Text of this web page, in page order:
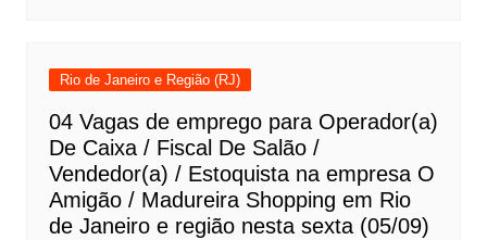
Rio de Janeiro e Região (RJ)
04 Vagas de emprego para Operador(a)
De Caixa / Fiscal De Salão /
Vendedor(a) / Estoquista na empresa O
Amigão / Madureira Shopping em Rio
de Janeiro e região nesta sexta (05/09)